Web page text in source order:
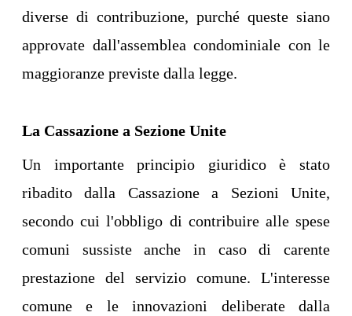
diverse di contribuzione, purché queste siano
approvate dall'assemblea condominiale con le
maggioranze previste dalla legge.
La Cassazione a Sezione Unite
Un importante principio giuridico è stato
ribadito dalla Cassazione a Sezioni Unite,
secondo cui l'obbligo di contribuire alle spese
comuni sussiste anche in caso di carente
prestazione del servizio comune. L'interesse
comune e le innovazioni deliberate dalla